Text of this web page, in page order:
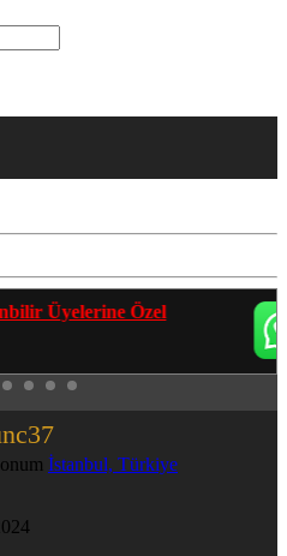
Grupları'na Katılmak İçin
İstanbul, Türkiye